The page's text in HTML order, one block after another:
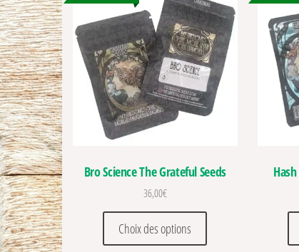
Bro Science The Grateful Seeds
36,00€
Choix des options
Ce produit a